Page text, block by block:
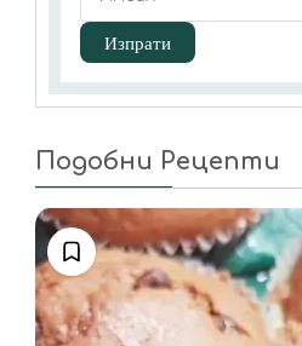
Подобни Рецепти